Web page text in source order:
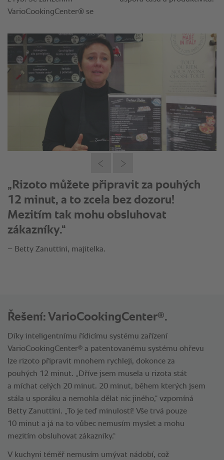
„To, co mě přimělo ke koupi, byla
bezpečnost, úspora času
a produktivita.“
– Betty Zanuttini, majitelka.
Řešení: VarioCookingCenter®.
Díky inteligentnímu řídicímu systému zařízení
VarioCookingCenter® a patentovanému systému ohřevu
lze rizoto připravit mnohem rychleji, dokonce za
pouhých 12 minut. „Dříve jsem musela u rizota stát
a míchat celých 20 minut. 20 minut, během kterých jsem
stála u sporáku a nemohla dělat nic jiného,“ vzpomíná
Betty Zanuttini. „To je teď minulostí! Vše trvá pouze
10 minut a já na to vůbec nemusím myslet a mohu
mezitím obsluhovat zákazníky.“
V kuchyni téměř nemusím umývat nádobí, což